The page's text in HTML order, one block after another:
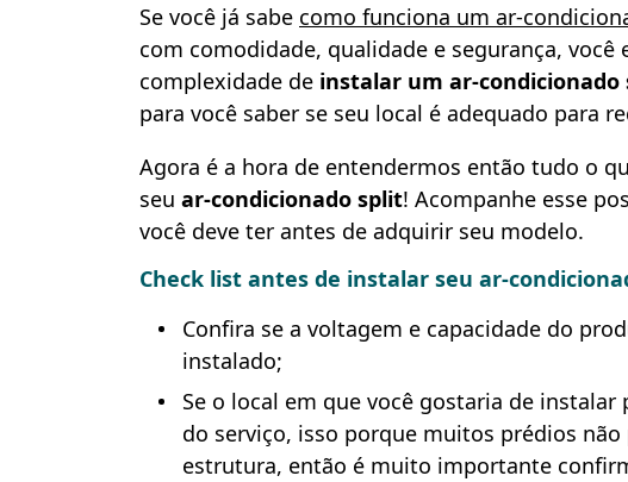
Se você já sabe como funciona um ar-
com comodidade, qualidade e segurança, você
complexidade de instalar um ar-condicionado
para você saber se seu local é adequado para
Agora é a hora de entendermos então tudo o
seu ar-condicionado split! Acompanhe esse
você deve ter antes de adquirir seu modelo.
Check list antes de instalar seu ar-
Confira se a voltagem e capacidade do
instalado;
Se o local em que você gostaria de
do serviço, isso porque muitos prédios
estrutura, então é muito importante